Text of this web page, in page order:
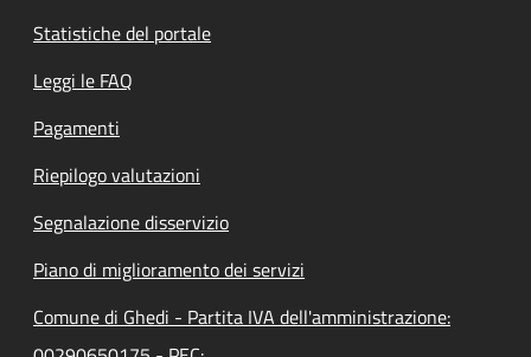
Statistiche del portale
Leggi le FAQ
Pagamenti
Riepilogo valutazioni
Segnalazione disservizio
Piano di miglioramento dei servizi
Comune di Ghedi - Partita IVA dell'amministrazione: